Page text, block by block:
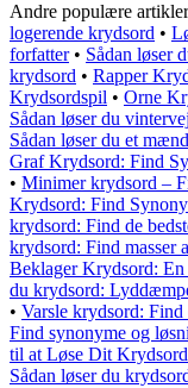
Andre populære
logerende krydsord •
forfatter• Sådan løser
krydsord • Rapper
Krydsordspil • Orne
Sådan løser du
Sådan løser du et
Graf Krydsord: Find
• Minimer krydsord –
Krydsord: Find
krydsord: Find de
krydsord: Find masser
Beklager Krydsord:
du krydsord:
• Varsle krydsord: Find
Find synonyme og
til at Løse Dit
Sådan løser du